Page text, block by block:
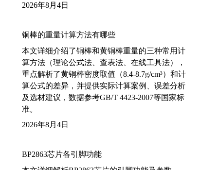
2026年8月4日
铜棒的重量计算方法有哪些
本文详细介绍了铜棒和黄铜棒重量的三种常用计
算方法（理论公式法、查表法、在线工具法），
重点解析了黄铜棒密度取值（8.4-8.7g/cm³）和计
算公式的差异，并提供实际计算案例、误差分析
及选材建议，数据参考GB/T 4423-2007等国家标
准。
2026年8月4日
BP2863芯片各引脚功能